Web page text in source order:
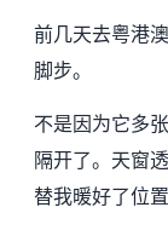
前几天去粤港
脚步。
不是因为它多
隔开了。天窗
替我暖好了位置